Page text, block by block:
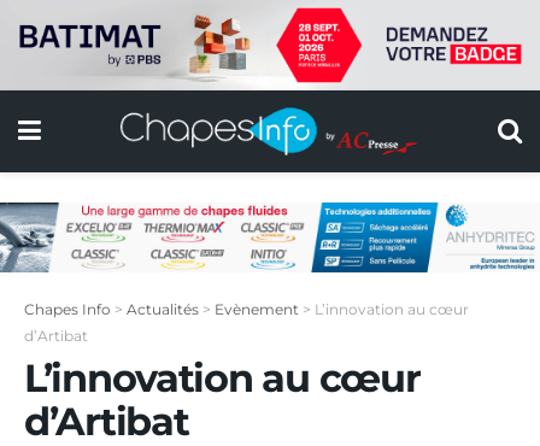
Chapes Info > Actualités > Evènement > L’innovation au cœur
d’Artibat
L’innovation au cœur
d’Artibat